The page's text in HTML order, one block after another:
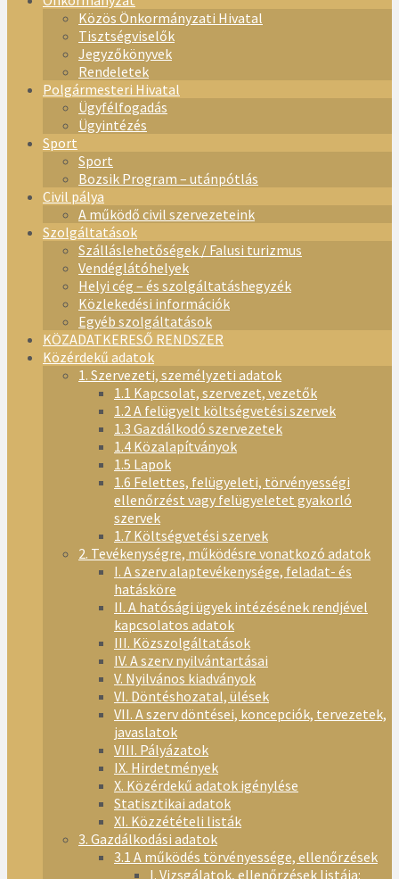
Közös Önkormányzati Hivatal
Tisztségviselők
Jegyzőkönyvek
Rendeletek
Polgármesteri Hivatal
Ügyfélfogadás
Ügyintézés
Sport
Sport
Bozsik Program – utánpótlás
Civil pálya
A működő civil szervezeteink
Szolgáltatások
Szálláslehetőségek / Falusi turizmus
Vendéglátóhelyek
Helyi cég – és szolgáltatáshegyzék
Közlekedési információk
Egyéb szolgáltatások
KÖZADATKERESŐ RENDSZER
Közérdekű adatok
1. Szervezeti, személyzeti adatok
1.1 Kapcsolat, szervezet, vezetők
1.2 A felügyelt költségvetési szervek
1.3 Gazdálkodó szervezetek
1.4 Közalapítványok
1.5 Lapok
1.6 Felettes, felügyeleti, törvényességi
ellenőrzést vagy felügyeletet gyakorló
szervek
1.7 Költségvetési szervek
2. Tevékenységre, működésre vonatkozó adatok
I. A szerv alaptevékenysége, feladat- és
hatásköre
II. A hatósági ügyek intézésének rendjével
kapcsolatos adatok
III. Közszolgáltatások
IV. A szerv nyilvántartásai
V. Nyilvános kiadványok
VI. Döntéshozatal, ülések
VII. A szerv döntései, koncepciók, tervezetek,
javaslatok
VIII. Pályázatok
IX. Hirdetmények
X. Közérdekű adatok igénylése
Statisztikai adatok
XI. Közzétételi listák
3. Gazdálkodási adatok
3.1 A működés törvényessége, ellenőrzések
I. Vizsgálatok, ellenőrzések listája: